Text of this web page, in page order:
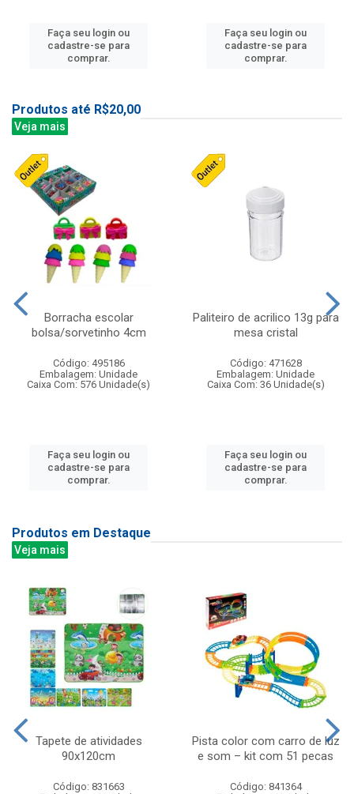
Faça seu login ou
cadastre-se para
comprar.
Faça seu login ou
cadastre-se para
comprar.
Produtos até R$20,00
Veja mais
Borracha escolar
bolsa/sorvetinho 4cm
Código: 495186
Embalagem: Unidade
Caixa Com: 576 Unidade(s)
Faça seu login ou
cadastre-se para
comprar.
Paliteiro de acrilico 13g para
mesa cristal
Código: 471628
Embalagem: Unidade
Caixa Com: 36 Unidade(s)
Faça seu login ou
cadastre-se para
comprar.
Produtos em Destaque
Veja mais
Tapete de atividades
90x120cm
Código: 831663
Pista color com carro de luz
e som – kit com 51 pecas
Código: 841364